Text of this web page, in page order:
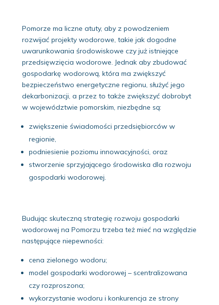
Pomorze ma liczne atuty, aby z powodzeniem
rozwijać projekty wodorowe, takie jak dogodne
uwarunkowania środowiskowe czy już istniejące
przedsięwzięcia wodorowe. Jednak aby zbudować
gospodarkę wodorową, która ma zwiększyć
bezpieczeństwo energetyczne regionu, służyć jego
dekarbonizacji, a przez to także zwiększyć dobrobyt
w województwie pomorskim, niezbędne są:
zwiększenie świadomości przedsiębiorców w
regionie,
podniesienie poziomu innowacyjności, oraz
stworzenie sprzyjającego środowiska dla rozwoju
gospodarki wodorowej.
Budując skuteczną strategię rozwoju gospodarki
wodorowej na Pomorzu trzeba też mieć na względzie
następujące niepewności:
cena zielonego wodoru;
model gospodarki wodorowej – scentralizowana
czy rozproszona;
wykorzystanie wodoru i konkurencja ze strony